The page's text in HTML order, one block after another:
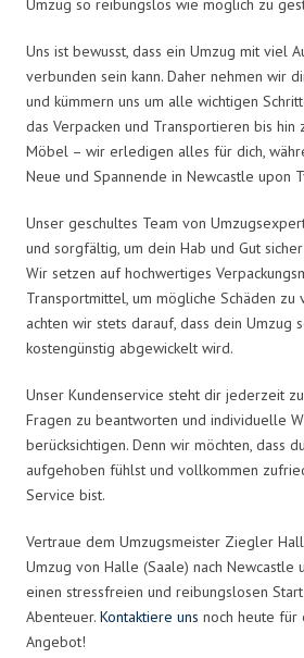
Umzug so reibungslos wie möglich zu
Uns ist bewusst, dass ein Umzug mit viel
verbunden sein kann. Daher nehmen wir
und kümmern uns um alle wichtigen
das Verpacken und Transportieren bis hin
Möbel – wir erledigen alles für dich,
Neue und Spannende in Newcastle upon
Unser geschultes Team von
und sorgfältig, um dein Hab und Gut
Wir setzen auf hochwertiges
Transportmittel, um mögliche Schäden zu
achten wir stets darauf, dass dein Umzug
kostengünstig abgewickelt wird.
Unser Kundenservice steht dir jederzeit
Fragen zu beantworten und individuelle
berücksichtigen. Denn wir möchten, dass
aufgehoben fühlst und vollkommen
Service bist.
Vertraue dem Umzugsmeister Ziegler
Umzug von Halle (Saale) nach Newcastle
einen stressfreien und reibungslosen
Abenteuer. Kontaktiere uns noch heute für
Angebot!